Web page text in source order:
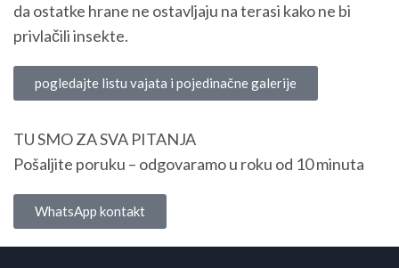
da ostatke hrane ne ostavljaju na terasi kako ne bi
privlačili insekte.
pogledajte listu vajata i pojedinačne galerije
TU SMO ZA SVA PITANJA
Pošaljite poruku – odgovaramo u roku od 10 minuta
WhatsApp kontakt